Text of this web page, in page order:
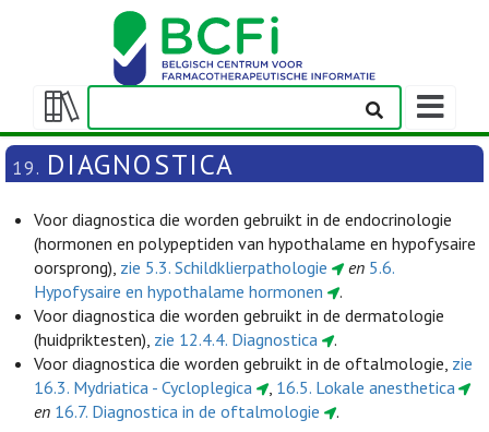
Weergeven/verbergen
inhoudstafel
19. DIAGNOSTICA
Voor diagnostica die worden gebruikt in de endocrinologie
(hormonen en polypeptiden van hypothalame en hypofysaire
oorsprong), zie 5.3. Schildklierpathologie en 5.6.
Hypofysaire en hypothalame hormonen
.
Voor diagnostica die worden gebruikt in de dermatologie
(huidpriktesten), zie 12.4.4. Diagnostica
.
Voor diagnostica die worden gebruikt in de oftalmologie, zie
16.3. Mydriatica - Cycloplegica
, 16.5. Lokale anesthetica
en 16.7. Diagnostica in de oftalmologie .